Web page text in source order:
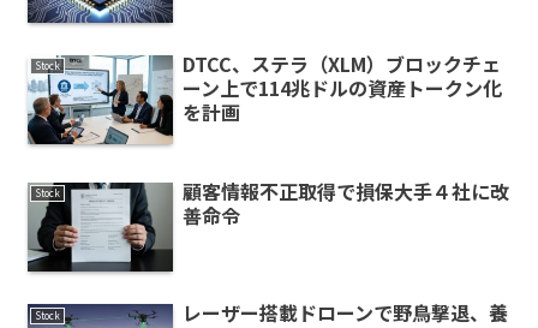
Stock
DTCC、ステラ（XLM）ブロックチェ
ーン上で114兆ドルの資産トークン化
を計画
Stock
顧客情報不正取得で損保大手４社に改
善命令
Stock
レーザー搭載ドローンで野鳥撃退、養